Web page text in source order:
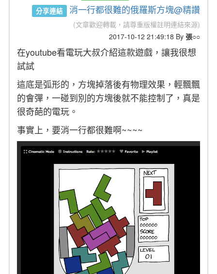
分享連結 消一行都很難的俄羅斯方塊@精讚
(文章歡迎轉載，請尊重版權註明連結來源)
2017-10-12 21:49:18 By 張○○
在youtube看電玩大叔介紹這款遊戲，讓我很想
試試
這底是弧形的，方塊掉落後有物理效果，輕飄飄
的會彈，一碰到別的方塊後就不能控制了，真是
很奇葩的電玩。
事實上，要消一行都很難啊~~~~